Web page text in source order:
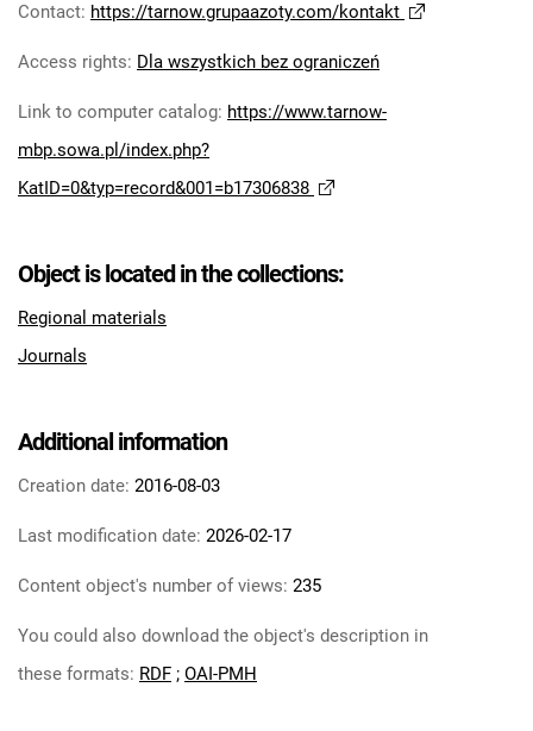
Tarnowskie Azoty : tygodnik Zakładów
Azotowych im. Feliksa Dzierżyńskiego w
Tarnowskie Azoty : tygodnik Zakładów
Azotowych im. Feliksa Dzierżyńskiego w
Tarnowie. 1983
Tarnowie. 1984
Azotowych im. Feliksa Dzierżyńskiego w
Tarnowie. 1985
Tarnowie. 1986
Tarnowskie Azoty : tygodnik Zakładów
Tarnowie. 1987
Tarnowskie Azoty : tygodnik Zakładów
Tarnowie. 1988
Tarnowskie Azoty : tygodnik Zakładów
Contact: https://tarnow.grupaazoty.com/kontakt
Access rights: Dla wszystkich bez ograniczeń
Link to computer catalog: https://www.tarnow-
mbp.sowa.pl/index.php?
KatID=0&typ=record&001=b17306838
Object is located in the collections:
Regional materials
Journals
Additional information
Creation date: 2016-08-03
Last modification date: 2026-02-17
Content object's number of views: 235
You could also download the object's description in
these formats: RDF ; OAI-PMH